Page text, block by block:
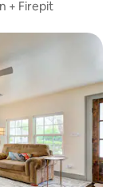
+ Firepit